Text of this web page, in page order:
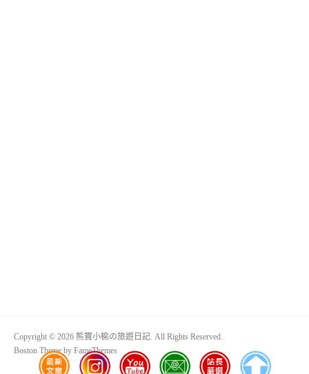
Copyright © 2026 熊寶小榆の旅遊日記. All Rights Reserved.
Boston Theme by FameThemes